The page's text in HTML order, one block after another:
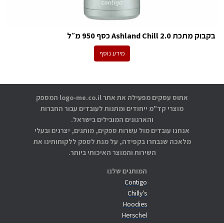
בקבוק מתכת Ashland Chill 2.0 כסף 950 מ״ל
מידע נוסף
המותגים שלנו
Contigo
Chilly's
Hoodies
Herschel
אתוס עסקים מפעילה את אתר logo-me.co.il המספק
מוצרי קד"מ ייחודים ומתנות לעובדים עבור החברות
והארגונים המובילים בישראל.
אנחנו עובדים מול עשרות ספקים, מותגים, יצרנים ובעלי
מלאכה שנבחרו בקפידה, על מנת לספק ללקוחותינו את
השירות והמוצר האיכותי ביותר.